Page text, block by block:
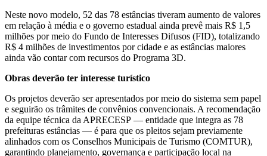
Neste novo modelo, 52 das 78 estâncias tiveram aumento de valores
em relação à média e o governo estadual ainda prevê mais R$ 1,5
milhões por meio do Fundo de Interesses Difusos (FID), totalizando
R$ 4 milhões de investimentos por cidade e as estâncias maiores
ainda vão contar com recursos do Programa 3D.
Obras deverão ter interesse turístico
Os projetos deverão ser apresentados por meio do sistema sem papel
e seguirão os trâmites de convênios convencionais. A recomendação
da equipe técnica da APRECESP — entidade que integra as 78
prefeituras estâncias — é para que os pleitos sejam previamente
alinhados com os Conselhos Municipais de Turismo (COMTUR),
garantindo planejamento, governança e participação local na